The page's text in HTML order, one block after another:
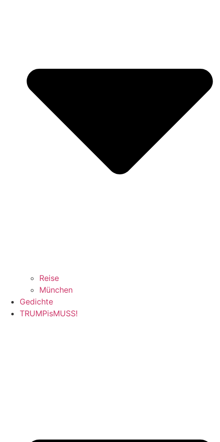
Reise
München
Gedichte
TRUMPisMUSS!